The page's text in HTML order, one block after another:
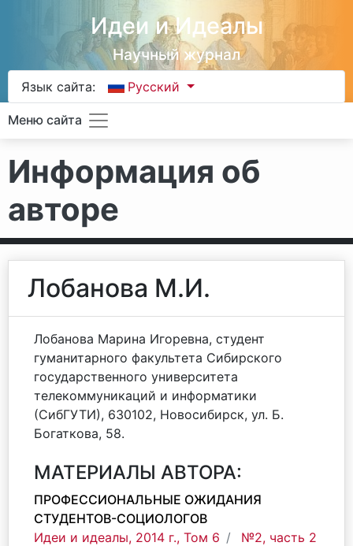
Идеи и Идеалы
Научный журнал
Язык сайта: Русский
Меню сайта
Информация об
авторе
Лобанова М.И.
Лобанова Марина Игоревна, студент
гуманитарного факультета Сибирского
государственного университета
телекоммуникаций и информатики
(СибГУТИ), 630102, Новосибирск, ул. Б.
Богаткова, 58.
МАТЕРИАЛЫ АВТОРА:
ПРОФЕССИОНАЛЬНЫЕ ОЖИДАНИЯ
СТУДЕНТОВ-СОЦИОЛОГОВ
Идеи и идеалы, 2014 г., Том 6
№2, часть 2